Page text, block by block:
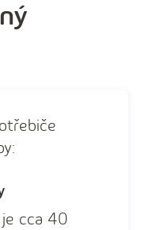
cca 40